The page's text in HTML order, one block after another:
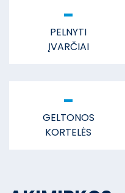
-
PELNYTI
ĮVARČIAI
-
GELTONOS
KORTELĖS